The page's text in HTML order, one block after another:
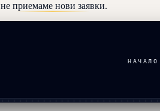
не приемаме нови заявки.
НАЧАЛО